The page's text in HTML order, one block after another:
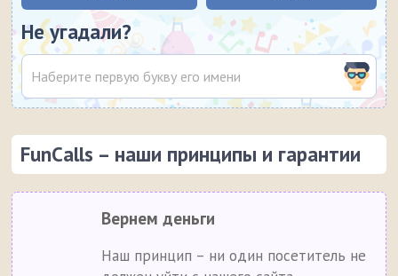
Не угадали?
FunCalls – наши принципы и гарантии
Вернем деньги
Наш принцип – ни один посетитель не